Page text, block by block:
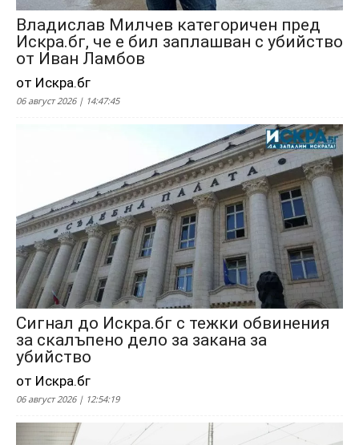
Владислав Милчев категоричен пред
Искра.бг, че е бил заплашван с убийство
от Иван Ламбов
от Искра.бг
06 август 2026 | 14:47:45
Сигнал до Искра.бг с тежки обвинения
за скалъпено дело за закана за
убийство
от Искра.бг
06 август 2026 | 12:54:19